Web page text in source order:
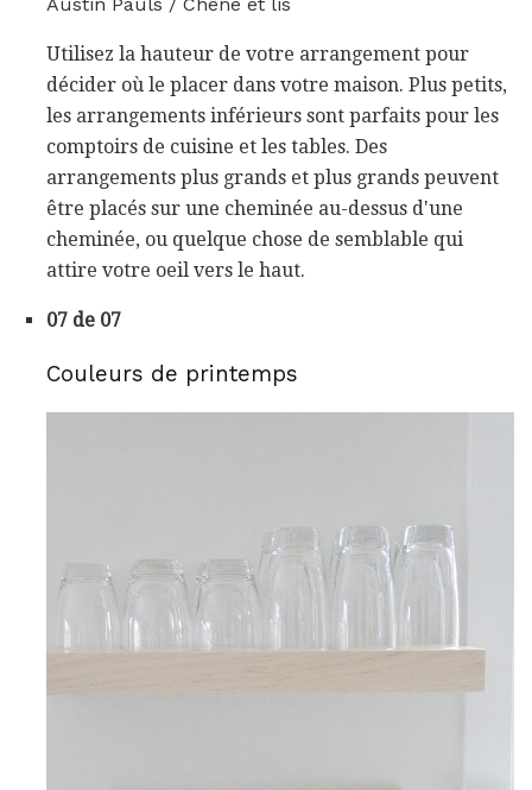
Austin Pauls / Chêne et lis
Utilisez la hauteur de votre arrangement pour
décider où le placer dans votre maison. Plus petits,
les arrangements inférieurs sont parfaits pour les
comptoirs de cuisine et les tables. Des
arrangements plus grands et plus grands peuvent
être placés sur une cheminée au-dessus d'une
cheminée, ou quelque chose de semblable qui
attire votre oeil vers le haut.
07 de 07
Couleurs de printemps